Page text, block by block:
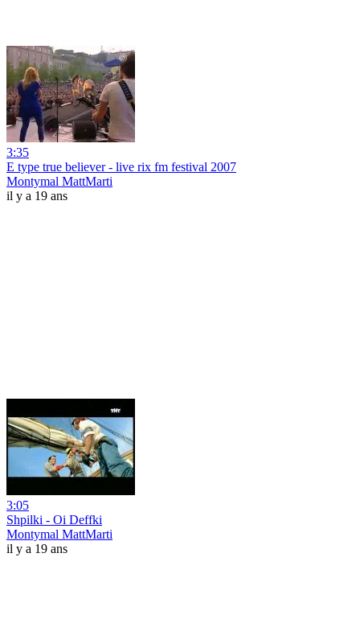
3:35
E type true believer - live rix fm festival 2007
Montymal MattMarti
il y a 19 ans
3:05
Shpilki - Oi Deffki
Montymal MattMarti
il y a 19 ans